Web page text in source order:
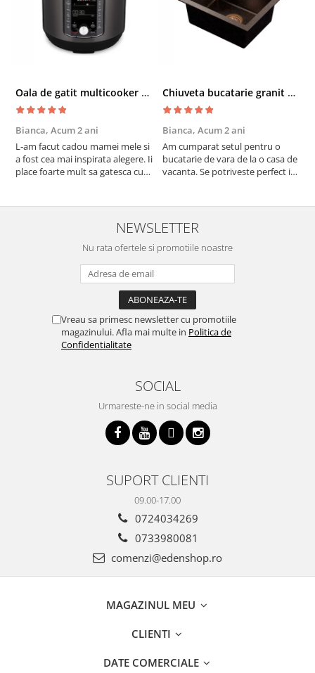
Oala de gatit multicooker 11 functii Instant Pot Pro Crisp 8 + Air Fryer 7.6 lt
Bianca, Acum 2 ani
L-am facut cadou mamei mele si
a fost cea mai inspirata alegere. Ii
place foarte mult sa gatesca cu
cratita...ma gandesc serios sa imi
cumpar si eu! Recomand mult !
Chiuveta bucatarie granit cu finisaj negru perlat/cupru Steingran Art Copper cu dozator si baterie Quadron
Bianca, Acum 2 ani
Am cumparat setul pentru o
bucatarie de vara de la o casa de
vacanta. Se potriveste perfect in
buna, recomand cu drag !
NEWSLETTER
Nu rata ofertele si promotiile noastre
Vreau sa primesc newsletter cu promotiile
magazinului. Afla mai multe in Politica de
Confidentialitate
SOCIAL
Urmareste-ne in social media
SUPORT CLIENTI
09.00-17.00
0724034269
0733980081
comenzi@edenshop.ro
MAGAZINUL MEU
CLIENTI
DATE COMERCIALE